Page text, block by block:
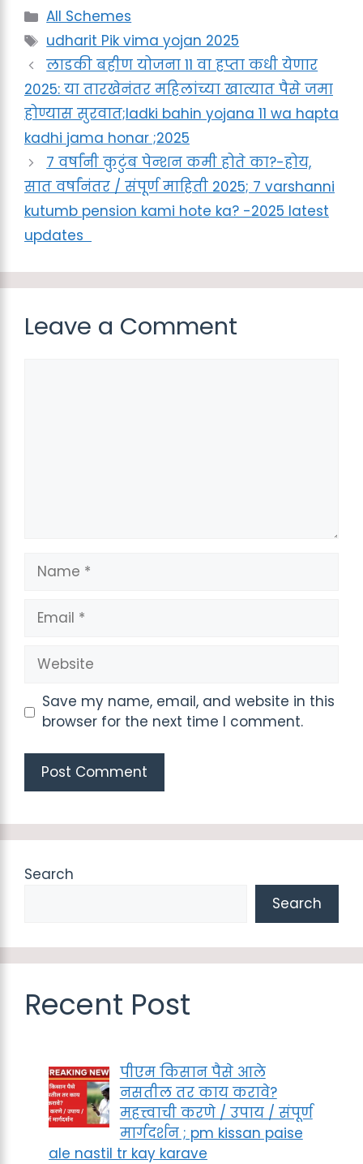
Categories
All Schemes
Tags
udharit Pik vima yojan 2025
लाडकी बहीण योजना 11 वा हप्ता कधी येणार
2025: या तारखेनंतर महिलांच्या खात्यात पैसे जमा
होण्यास सुरवात;ladki bahin yojana 11 wa hapta
kadhi jama honar ;2025
७ वर्षांनी कुटुंब पेन्शन कमी होते का?-होय,
सात वर्षांनंतर / संपूर्ण माहिती 2025; 7 varshanni
kutumb pension kami hote ka? -2025 latest
updates
Leave a Comment
Name
Email
Website
Save my name, email, and website in this
browser for the next time I comment.
Search
Search
Recent Post
पीएम किसान पैसे आले
नसतील तर काय करावे?
महत्त्वाची करणे / उपाय / संपूर्ण
मार्गदर्शन ; pm kissan paise
ale nastil tr kay karave